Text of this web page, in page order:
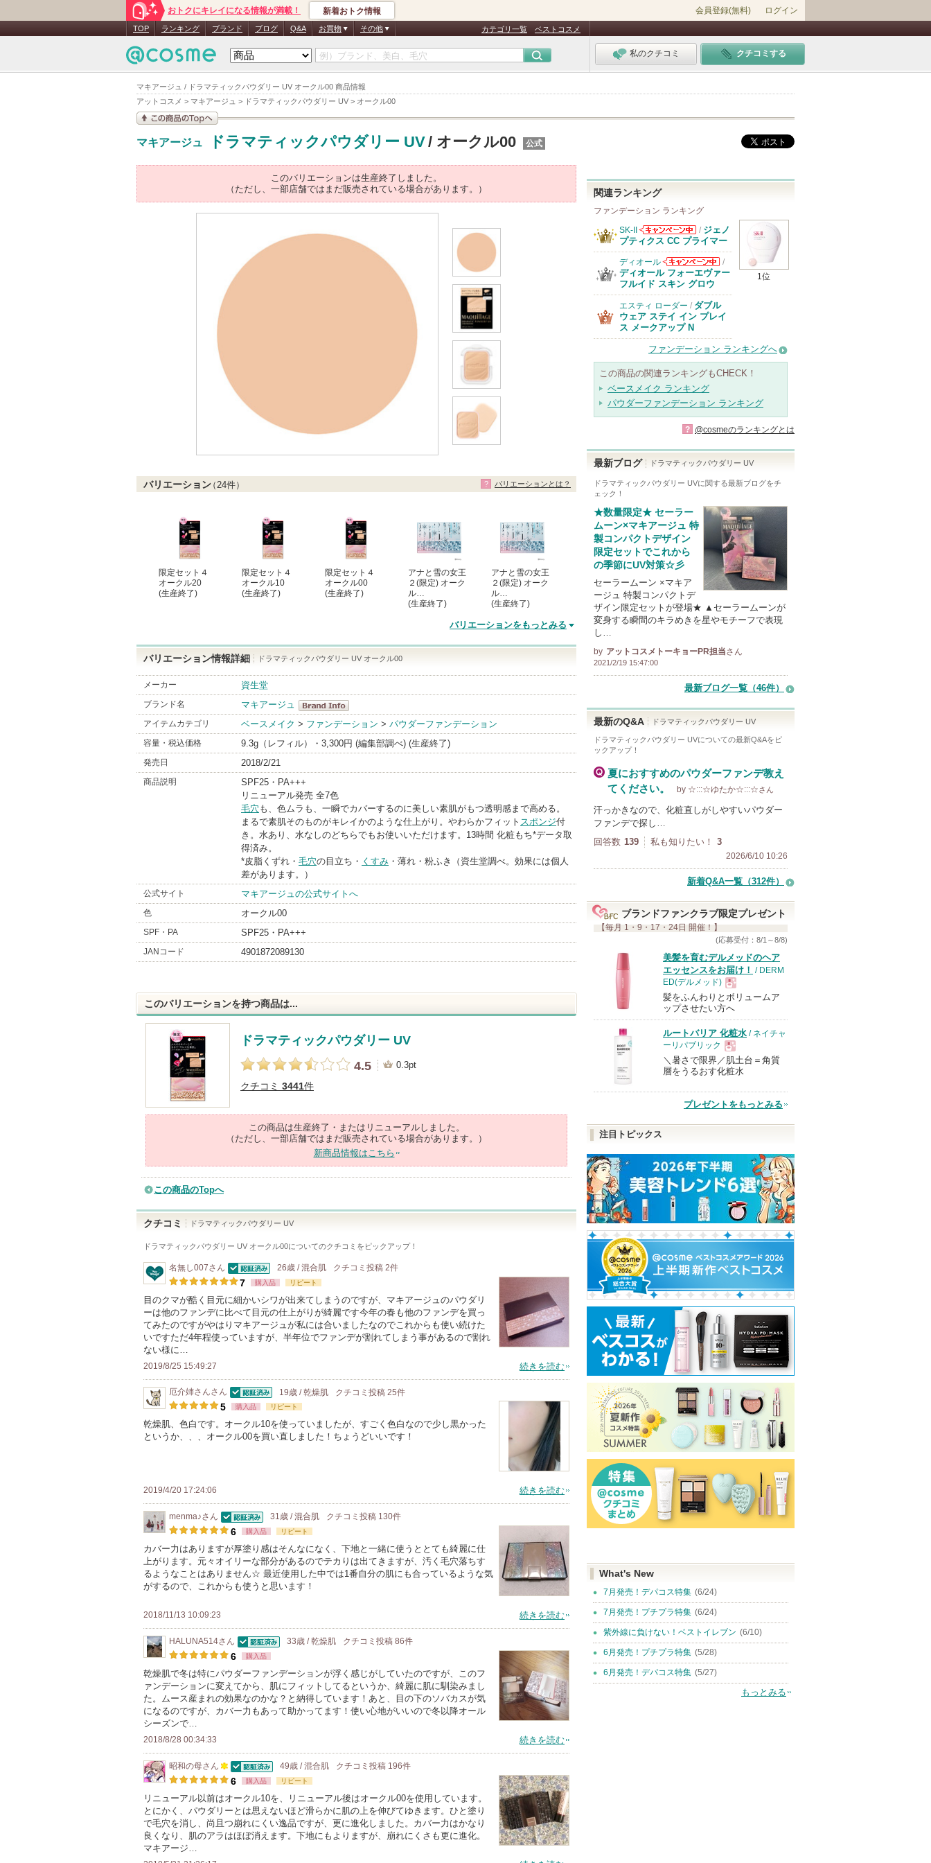
マキアージュ / ドラマティックパウダリー UV オークル00 商品情報
アットコスメ > マキアージュ > ドラマティックパウダリー UV > オークル00
おトクにキレイになる情報が満載！ 新着おトク情報 会員登録(無料) ログイン
TOP ランキング ブランド ブログ Q&A お買物 その他 カテゴリ一覧 ベストコスメ
私のクチコミ クチコミする
この商品の情報を見
マキアージュ ドラマティックパウダリー UV/ オークル00 公式
このバリエーションは生産終了しました。
（ただし、一部店舗ではまだ販売されている場合があります。）
バリエーション（24件）
限定セット４
オークル20
(生産終了)
限定セット４
オークル10
(生産終了)
限定セット４
オークル00
(生産終了)
アナと雪の女王
２(限定) オーク
ル…
(生産終了)
アナと雪の女王
２(限定) オーク
ル…
(生産終了)
バリエーションをもっとみる
バリエーションとは？
バリエーション情報詳細 ドラマティックパウダリー UV オークル00
メーカー 資生堂
ブランド名
マキアージュ
マキアージュ
BrandInfo
アイテムカテゴリ ベースメイク > ファンデーション > パウダーファンデーション
容量・税込価格 9.3g（レフィル）・3,300円 (編集部調べ) (生産終了)
発売日 2018/2/21
商品説明
SPF25・PA+++
リニューアル発売 全7色
毛穴 も、色ムラも、一瞬でカバーするのに美しい素肌がもつ透明感まで高める。
まるで素肌そのものがキレイかのような仕上がり。やわらかフィット スポンジ付
き。水あり、水なしのどちらでもお使いいただけます。13時間 化粧もち*データ取
得済み。
*皮脂くずれ・ 毛穴の目立ち・ くすみ ・薄れ・粉ふき（資生堂調べ。効果には個人
差があります。）
公式サイト マキアージュの公式サイトへ
色 オークル00
SPF・PA SPF25・PA+++
JANコード 4901872089130
このバリエーションを持つ商品は...
ドラマティックパウダリー UV
4.5
0.3pt
クチコミ 3441件
この商品は生産終了・またはリニューアルしました。
（ただし、一部店舗ではまだ販売されている場合があります。）
新商品情報はこちら
この商品のTopへ
クチコミ ドラマティックパウダリー UV
ドラマティックパウダリー UV オークル00についてのクチコミをピックアップ！
名無し007さん
認証済
26歳 / 混合肌 クチコミ投稿 2件
7 購入品 リピート
目のクマが酷く目元に細かいシワが出来てしまうのですが、マキアージュのパウダリ
ーは他のファンデに比べて目元の仕上がりが綺麗です今年の春も他のファンデを買っ
てみたのですがやはりマキアージュが私には合いましたなのでこれからも使い続けた
いですただ4年程使っていますが、半年位でファンデが割れてしまう事があるので割れ
ない様に…
2019/8/25 15:49:27 続きを読む
厄介姉さんさん
認証済
19歳 / 乾燥肌 クチコミ投稿 25件
5 購入品 リピート
乾燥肌、色白です。オークル10を使っていましたが、すごく色白なので少し黒かった
というか、、、オークル00を買い直しました！ちょうどいいです！
2019/4/20 17:24:06 続きを読む
menma♪さん
認証済
31歳 / 混合肌 クチコミ投稿 130件
6 購入品 リピート
カバー力はありますが厚塗り感はそんなになく、下地と一緒に使うととても綺麗に仕
上がります。元々オイリーな部分があるのでテカりは出てきますが、汚く毛穴落ちす
るようなことはありません☆ 最近使用した中では1番自分の肌にも合っているような気
がするので、これからも使うと思います！
2018/11/13 10:09:23 続きを読む
HALUNA514さん
認証済
33歳 / 乾燥肌 クチコミ投稿 86件
6 購入品
乾燥肌で冬は特にパウダーファンデーションが浮く感じがしていたのですが、このフ
ァンデーションに変えてから、肌にフィットしてるというか、綺麗に肌に馴染みまし
た。ムース産まれの効果なのかな？と納得しています！あと、目の下のソバカスが気
になるのですが、カバー力もあって助かってます！使い心地がいいので冬以降オール
シーズンで…
2018/8/28 00:34:33 続きを読む
昭和の母さん
100
人
以
上
認証済
49歳 / 混合肌 クチコミ投稿 196件
6 購入品 リピート
リニューアル以前はオークル10を、リニューアル後はオークル00を使用しています。
とにかく、パウダリーとは思えないほど滑らかに肌の上を伸びてゆきます。ひと塗り
で毛穴を消し、尚且つ崩れにくい逸品ですが、更に進化しました。カバー力はかなり
良くなり、肌のアラはほぼ消えます。下地にもよりますが、崩れにくさも更に進化。
マキアージ…
関連ランキング
ファンデーション ランキング
1位
SK-II
SK-IIからのお
知らせがありま
す
/ ジェノ
プティクス CC プライマー
ディオール
ディオールから
のお知らせがあ
/
ディオール フォーエヴァー
フルイド スキン グロウ
エスティ ローダー / ダブル
ウェア ステイ イン プレイ
ス メークアップ N
ファンデーション ランキングへ
この商品の関連ランキングもCHECK！
ベースメイク ランキング
パウダーファンデーション ランキング
? @cosmeのランキングとは
最新ブログ ドラマティックパウダリー UV
ドラマティックパウダリー UVに関する最新ブログをチ
ェック！
★数量限定★ セーラー
ムーン×マキアージュ 特
製コンパクトデザイン
限定セットでこれから
の季節にUV対策☆彡
セーラームーン ×マキア
ージュ 特製コンパクトデ
ザイン限定セットが登場★ ▲セーラームーンが
変身する瞬間のキラめきを星やモチーフで表現
し…
by アットコスメトーキョーPR担当さん
2021/2/19 15:47:00
最新ブログ一覧（46件）
最新のQ&A ドラマティックパウダリー UV
ドラマティックパウダリー UVについての最新Q&Aをピ
ックアップ！
夏におすすめのパウダーファンデ教え
てください。
by ☆:::☆ゆたか☆:::☆さん
汗っかきなので、化粧直しがしやすいパウダー
ファンデで探し…
回答数 139 私も知りたい！ 3
2026/6/10 10:26
新着Q&A一覧（312件）
ブランドファンクラブ限定プレゼント
【毎月 1・9・17・24日 開催！】
(応募受付：8/1～8/8)
美髪を育むデルメッドのヘア
エッセンスをお届け！ / DERM
ED(デルメッド)
現
品
髪をふんわりとボリュームア
ップさせたい方へ
ルートバリア 化粧水 / ネイチャ
ーリパブリック
現
品
＼暑さで限界／肌土台＝角質
層をうるおす化粧水
プレゼントをもっとみる
注目トピックス
What's New
7月発売！デパコス特集 (6/24)
7月発売！プチプラ特集 (6/24)
紫外線に負けない！ベストイレブン (6/10)
6月発売！プチプラ特集 (5/28)
6月発売！デパコス特集 (5/27)
もっとみる